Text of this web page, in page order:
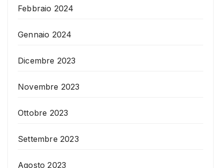
Febbraio 2024
Gennaio 2024
Dicembre 2023
Novembre 2023
Ottobre 2023
Settembre 2023
Agosto 2023